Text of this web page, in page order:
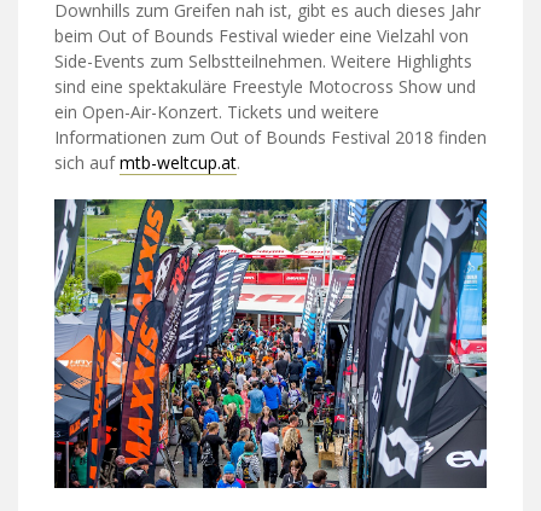
Downhills zum Greifen nah ist, gibt es auch dieses Jahr
beim Out of Bounds Festival wieder eine Vielzahl von
Side-Events zum Selbstteilnehmen. Weitere Highlights
sind eine spektakuläre Freestyle Motocross Show und
ein Open-Air-Konzert. Tickets und weitere
Informationen zum Out of Bounds Festival 2018 finden
sich aufmtb-weltcup.at.